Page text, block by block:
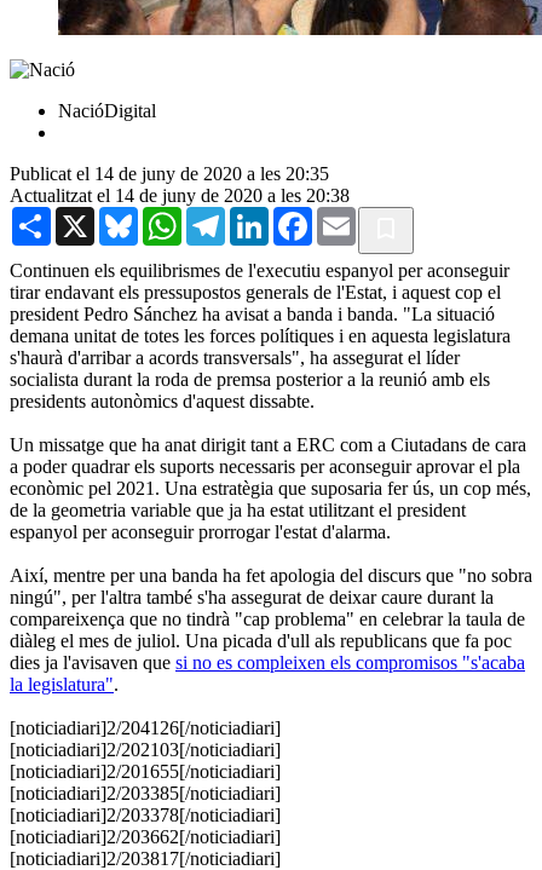
NacióDigital
Publicat el 14 de juny de 2020 a les 20:35
Actualitzat el 14 de juny de 2020 a les 20:38
Share X BlueskyWhatsAppTelegramLinkedInFacebook
Email
Continuen els equilibrismes de l'executiu espanyol per aconseguir
tirar endavant els pressupostos generals de l'Estat, i aquest cop el
president Pedro Sánchez ha avisat a banda i banda. "La situació
demana unitat de totes les forces polítiques i en aquesta legislatura
s'haurà d'arribar a acords transversals", ha assegurat el líder
socialista durant la roda de premsa posterior a la reunió amb els
presidents autonòmics d'aquest dissabte.
Un missatge que ha anat dirigit tant a ERC com a Ciutadans de cara
a poder quadrar els suports necessaris per aconseguir aprovar el pla
econòmic pel 2021. Una estratègia que suposaria fer ús, un cop més,
de la geometria variable que ja ha estat utilitzant el president
espanyol per aconseguir prorrogar l'estat d'alarma.
Així, mentre per una banda ha fet apologia del discurs que "no sobra
ningú", per l'altra també s'ha assegurat de deixar caure durant la
compareixença que no tindrà "cap problema" en celebrar la taula de
diàleg el mes de juliol. Una picada d'ull als republicans que fa poc
dies ja l'avisaven que si no es compleixen els compromisos "s'acaba
la legislatura".
[noticiadiari]2/204126[/noticiadiari]
[noticiadiari]2/202103[/noticiadiari]
[noticiadiari]2/201655[/noticiadiari]
​[noticiadiari]2/203385[/noticiadiari]
​​[noticiadiari]2/203378[/noticiadiari]
​​[noticiadiari]2/203662[/noticiadiari]
​​[noticiadiari]2/203817[/noticiadiari]